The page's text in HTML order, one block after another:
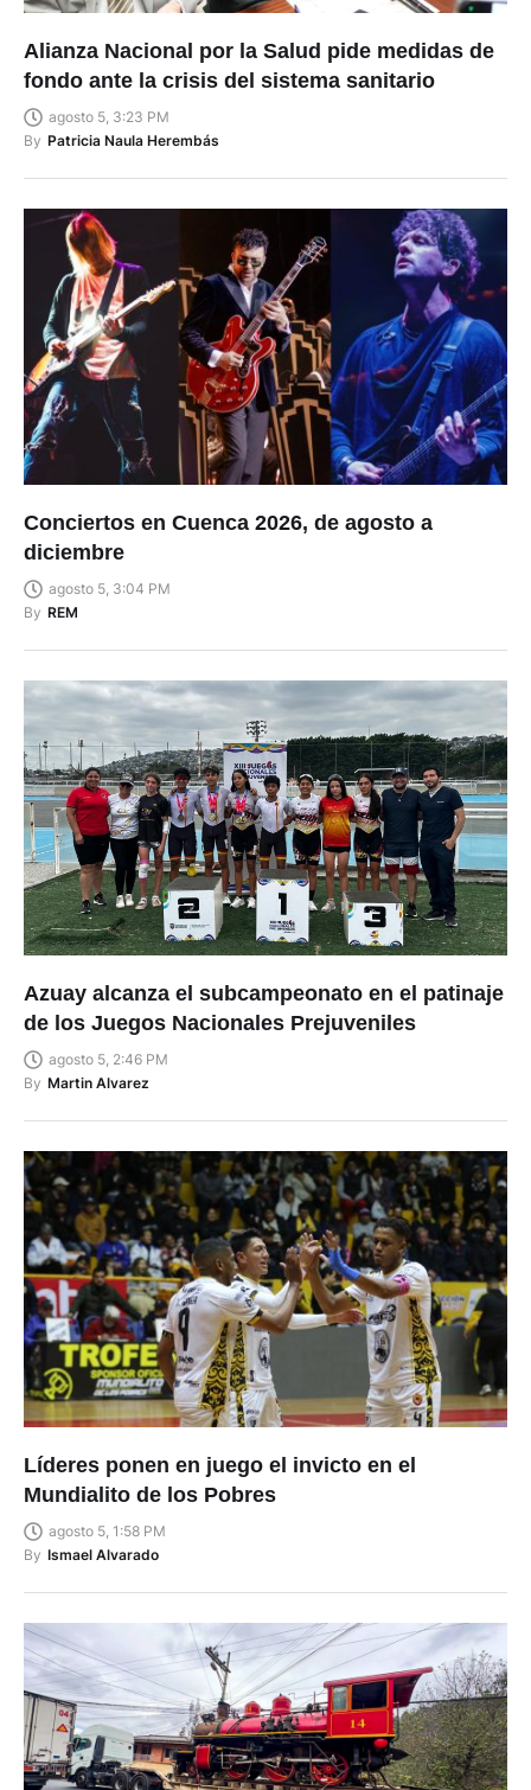
Alianza Nacional por la Salud pide medidas de
fondo ante la crisis del sistema sanitario
agosto 5, 3:23 PM
By Patricia Naula Herembás
Conciertos en Cuenca 2026, de agosto a
diciembre
agosto 5, 3:04 PM
By REM
Azuay alcanza el subcampeonato en el patinaje
de los Juegos Nacionales Prejuveniles
agosto 5, 2:46 PM
By Martin Alvarez
Líderes ponen en juego el invicto en el
Mundialito de los Pobres
agosto 5, 1:58 PM
By Ismael Alvarado